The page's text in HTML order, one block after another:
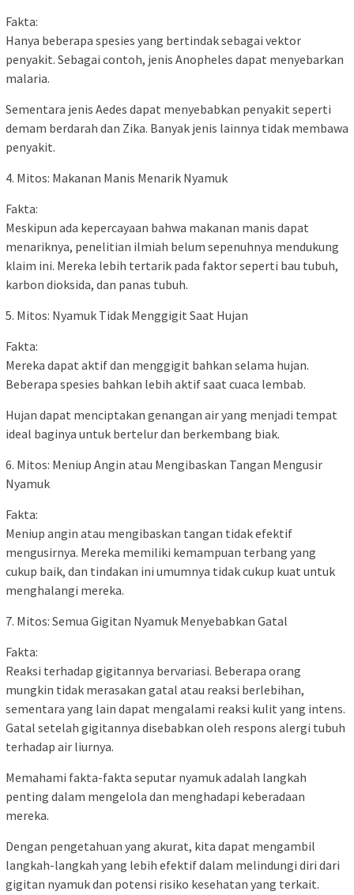
Fakta:
Hanya beberapa spesies yang bertindak sebagai vektor
penyakit. Sebagai contoh, jenis Anopheles dapat menyebarkan
malaria.
Sementara jenis Aedes dapat menyebabkan penyakit seperti
demam berdarah dan Zika. Banyak jenis lainnya tidak membawa
penyakit.
4. Mitos: Makanan Manis Menarik Nyamuk
Fakta:
Meskipun ada kepercayaan bahwa makanan manis dapat
menariknya, penelitian ilmiah belum sepenuhnya mendukung
klaim ini. Mereka lebih tertarik pada faktor seperti bau tubuh,
karbon dioksida, dan panas tubuh.
5. Mitos: Nyamuk Tidak Menggigit Saat Hujan
Fakta:
Mereka dapat aktif dan menggigit bahkan selama hujan.
Beberapa spesies bahkan lebih aktif saat cuaca lembab.
Hujan dapat menciptakan genangan air yang menjadi tempat
ideal baginya untuk bertelur dan berkembang biak.
6. Mitos: Meniup Angin atau Mengibaskan Tangan Mengusir
Nyamuk
Fakta:
Meniup angin atau mengibaskan tangan tidak efektif
mengusirnya. Mereka memiliki kemampuan terbang yang
cukup baik, dan tindakan ini umumnya tidak cukup kuat untuk
menghalangi mereka.
7. Mitos: Semua Gigitan Nyamuk Menyebabkan Gatal
Fakta:
Reaksi terhadap gigitannya bervariasi. Beberapa orang
mungkin tidak merasakan gatal atau reaksi berlebihan,
sementara yang lain dapat mengalami reaksi kulit yang intens.
Gatal setelah gigitannya disebabkan oleh respons alergi tubuh
terhadap air liurnya.
Memahami fakta-fakta seputar nyamuk adalah langkah
penting dalam mengelola dan menghadapi keberadaan
mereka.
Dengan pengetahuan yang akurat, kita dapat mengambil
langkah-langkah yang lebih efektif dalam melindungi diri dari
gigitan nyamuk dan potensi risiko kesehatan yang terkait.